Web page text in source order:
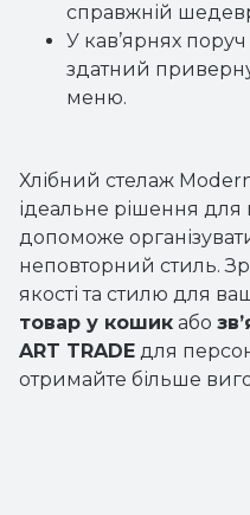
справжній
У кав’ярнях
здатний
меню.
Хлібний стелаж
ідеальне рішення для
допоможе
неповторний стиль.
якості та стилю для
товар у кошик або
ART TRADE для
отримайте більше